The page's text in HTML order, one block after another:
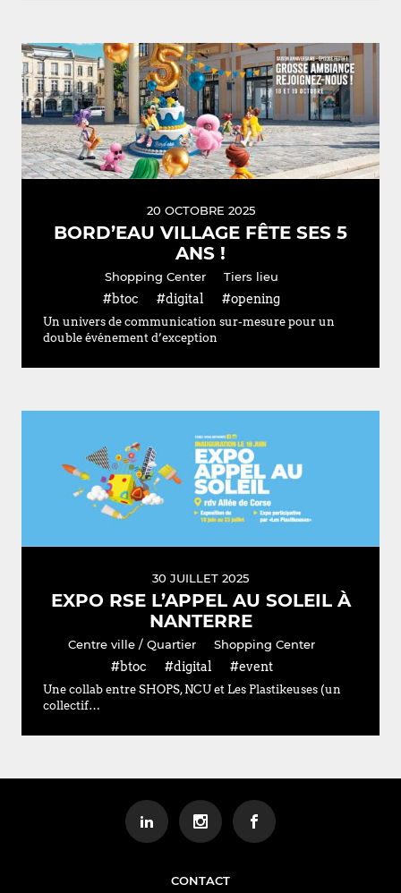
20 OCTOBRE 2025
BORD’EAU VILLAGE FÊTE SES 5
ANS !
Shopping Center
Tiers lieu
#btoc
#digital #opening
Un univers de communication sur-mesure pour un
double événement d’exception
30 JUILLET 2025
EXPO RSE L’APPEL AU SOLEIL À
NANTERRE
Centre ville / Quartier
Shopping Center
#btoc
#digital #event
Une collab entre SHOPS, NCU et Les Plastikeuses (un
collectif…
CONTACT